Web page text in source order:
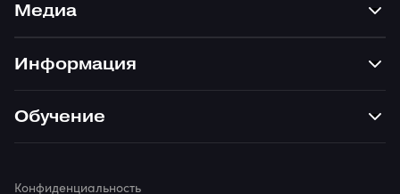
Медиа
Информация
Обучение
Конфиденциальность